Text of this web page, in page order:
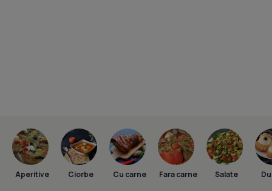
Aperitive Ciorbe Cu carne Fara carne Salate